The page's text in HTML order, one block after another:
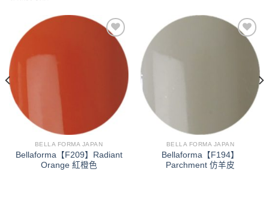
加入
BELLA FORMA JAPAN
Bellaforma【F209】Radiant
Orange 紅橙色
加入
BELLA FORMA JAPAN
Bellaforma【F194】
Parchment 仿羊皮